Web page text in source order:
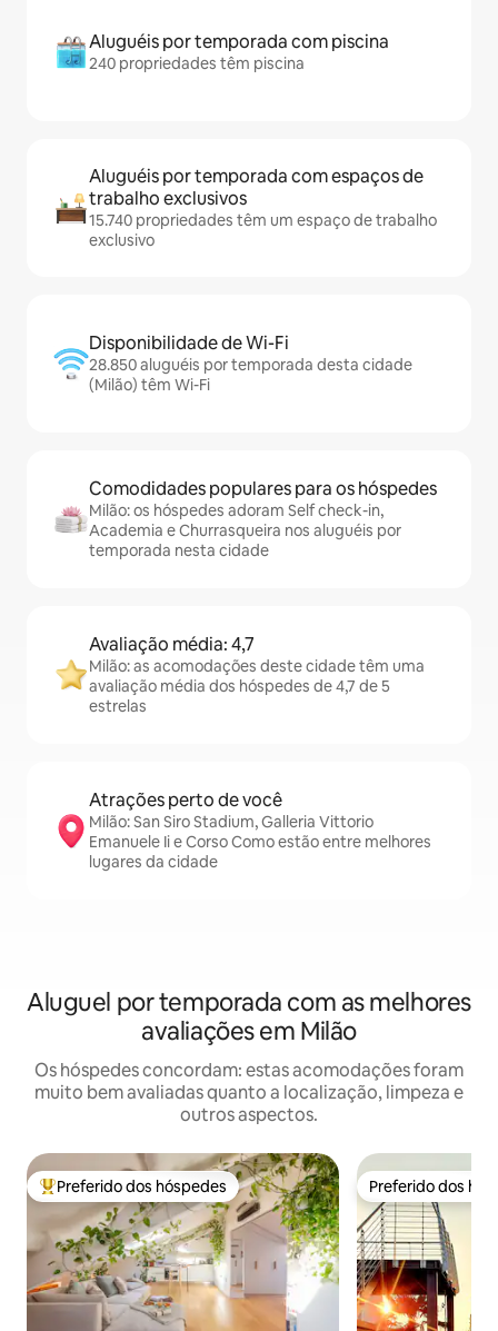
Aluguéis por temporada com piscina
240 propriedades têm piscina
Aluguéis por temporada com espaços de
trabalho exclusivos
15.740 propriedades têm um espaço de trabalho
exclusivo
Disponibilidade de Wi-Fi
28.850 aluguéis por temporada desta cidade
(Milão) têm Wi-Fi
Comodidades populares para os hóspedes
Milão: os hóspedes adoram Self check-in,
Academia e Churrasqueira nos aluguéis por
temporada nesta cidade
Avaliação média: 4,7
Milão: as acomodações deste cidade têm uma
avaliação média dos hóspedes de 4,7 de 5
estrelas
Atrações perto de você
Milão: San Siro Stadium, Galleria Vittorio
Emanuele Ii e Corso Como estão entre melhores
lugares da cidade
Aluguel por temporada com as melhores
avaliações em Milão
Os hóspedes concordam: estas acomodações foram
muito bem avaliadas quanto a localização, limpeza e
outros aspectos.
Entre os melhores preferidos dos hóspedes
Preferido dos hóspedes Preferido dos
Preferido dos